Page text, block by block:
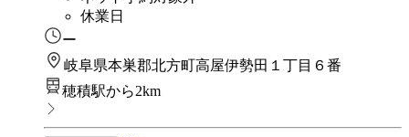
休業日
ー
岐阜県本巣郡北方町高屋伊勢田１丁目６番
穂積駅から2km